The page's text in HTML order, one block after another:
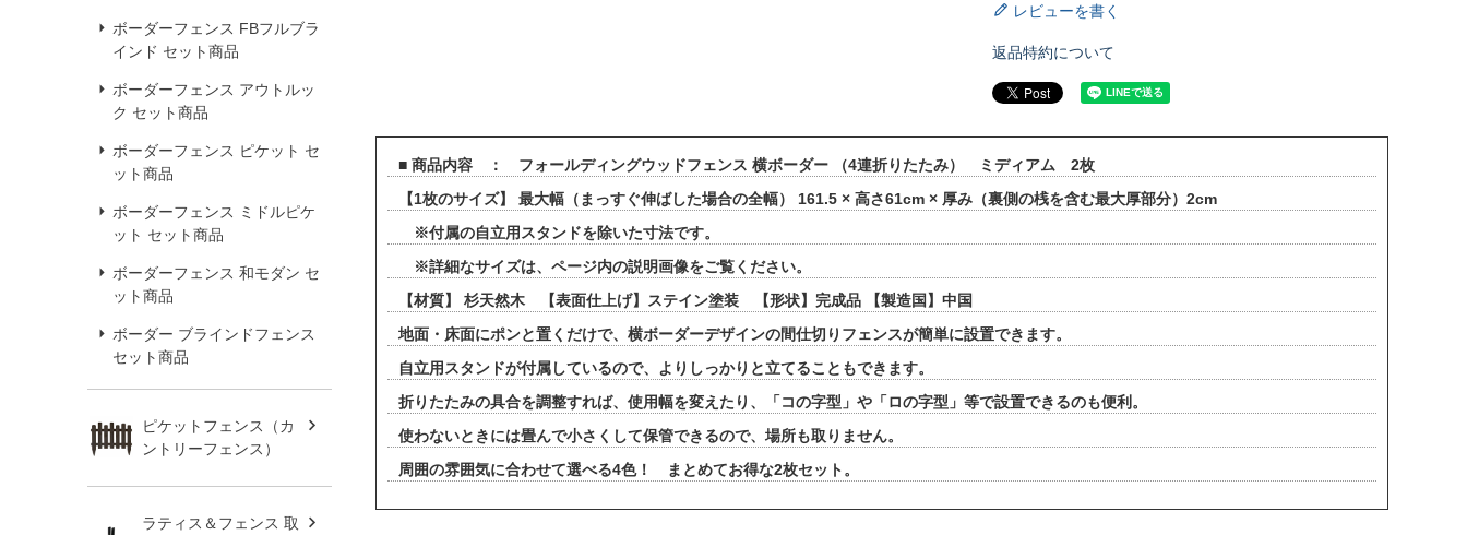
ボーダーフェンス FBフルブラ
インド セット商品
ボーダーフェンス アウトルッ
ク セット商品
ボーダーフェンス ピケット セ
ット商品
ボーダーフェンス ミドルピケ
ット セット商品
ボーダーフェンス 和モダン セ
ット商品
ボーダー ブラインドフェンス
セット商品
ピケットフェンス（カ
ントリーフェンス）
ラティス＆フェンス 取
レビューを書く
返品特約について
■ 商品内容 ： フォールディングウッドフェンス 横ボーダー （4連折りたたみ） ミディアム 2枚
【1枚のサイズ】 最大幅（まっすぐ伸ばした場合の全幅） 161.5 × 高さ61cm × 厚み（裏側の桟を含む最大厚部分）2cm
※付属の自立用スタンドを除いた寸法です。
※詳細なサイズは、ページ内の説明画像をご覧ください。
【材質】 杉天然木 【表面仕上げ】ステイン塗装 【形状】完成品 【製造国】中国
地面・床面にポンと置くだけで、横ボーダーデザインの間仕切りフェンスが簡単に設置できます。
自立用スタンドが付属しているので、よりしっかりと立てることもできます。
折りたたみの具合を調整すれば、使用幅を変えたり、「コの字型」や「ロの字型」等で設置できるのも便利。
使わないときには畳んで小さくして保管できるので、場所も取りません。
周囲の雰囲気に合わせて選べる4色！ まとめてお得な2枚セット。